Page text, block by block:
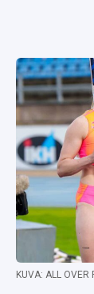
KUVA: ALL OVER